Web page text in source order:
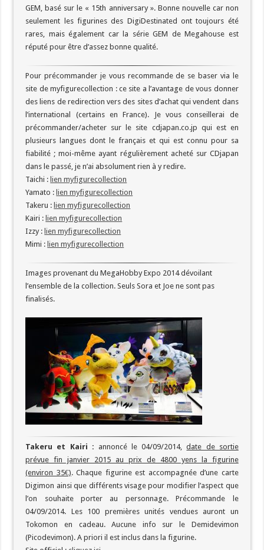
GEM, basé sur le « 15th anniversary ». Bonne nouvelle car non
seulement les figurines des DigiDestinated ont toujours été
rares, mais également car la série GEM de Megahouse est
réputé pour être d’assez bonne qualité.
Pour précommander je vous recommande de se baser via le
site de myfigurecollection : ce site a l’avantage de vous donner
des liens de redirection vers des sites d’achat qui vendent dans
l’international (certains en France). Je vous conseillerai de
précommander/acheter sur le site cdjapan.co.jp qui est en
plusieurs langues dont le français et qui est connu pour sa
fiabilité ; moi-même ayant régulièrement acheté sur CDjapan
dans le passé, je n’ai absolument rien à y redire.
Taichi : lien myfigurecollection
Yamato : lien myfigurecollection
Takeru : lien myfigurecollection
Kairi : lien myfigurecollection
Izzy : lien myfigurecollection
Mimi : lien myfigurecollection
Images provenant du MegaHobby Expo 2014 dévoilant
l’ensemble de la collection. Seuls Sora et Joe ne sont pas
finalisés.
Takeru et Kairi : annoncé le 04/09/2014,date de sortie
prévue fin janvier 2015 au prix de 4800 yens la figurine
(environ 35€). Chaque figurine est accompagnée d’une carte
Digimon ainsi que différents visage pour modifier l’aspect que
l’on souhaite porter au personnage. Précommande le
04/09/2014. Les 100 premières unités vendues auront un
Tokomon en cadeau. Aucune info sur le Demidevimon
(Picodevimon). A priori il est inclus dans la figurine.